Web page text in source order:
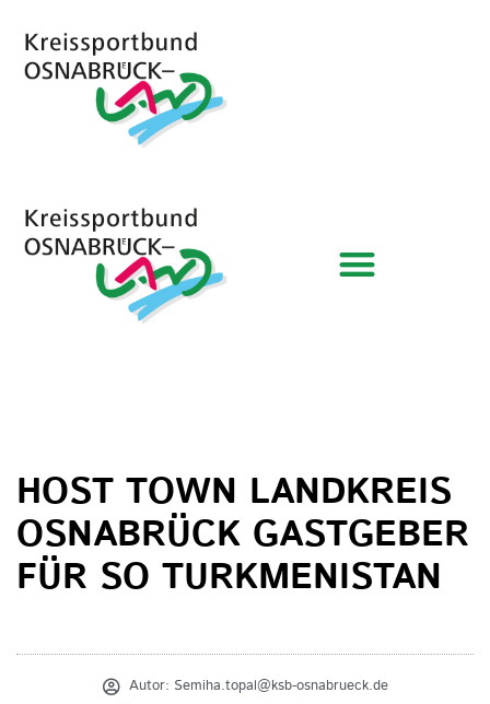
HOST TOWN LANDKREIS
OSNABRÜCK GASTGEBER
FÜR SO TURKMENISTAN
Autor: Semiha.topal@ksb-osnabrueck.de